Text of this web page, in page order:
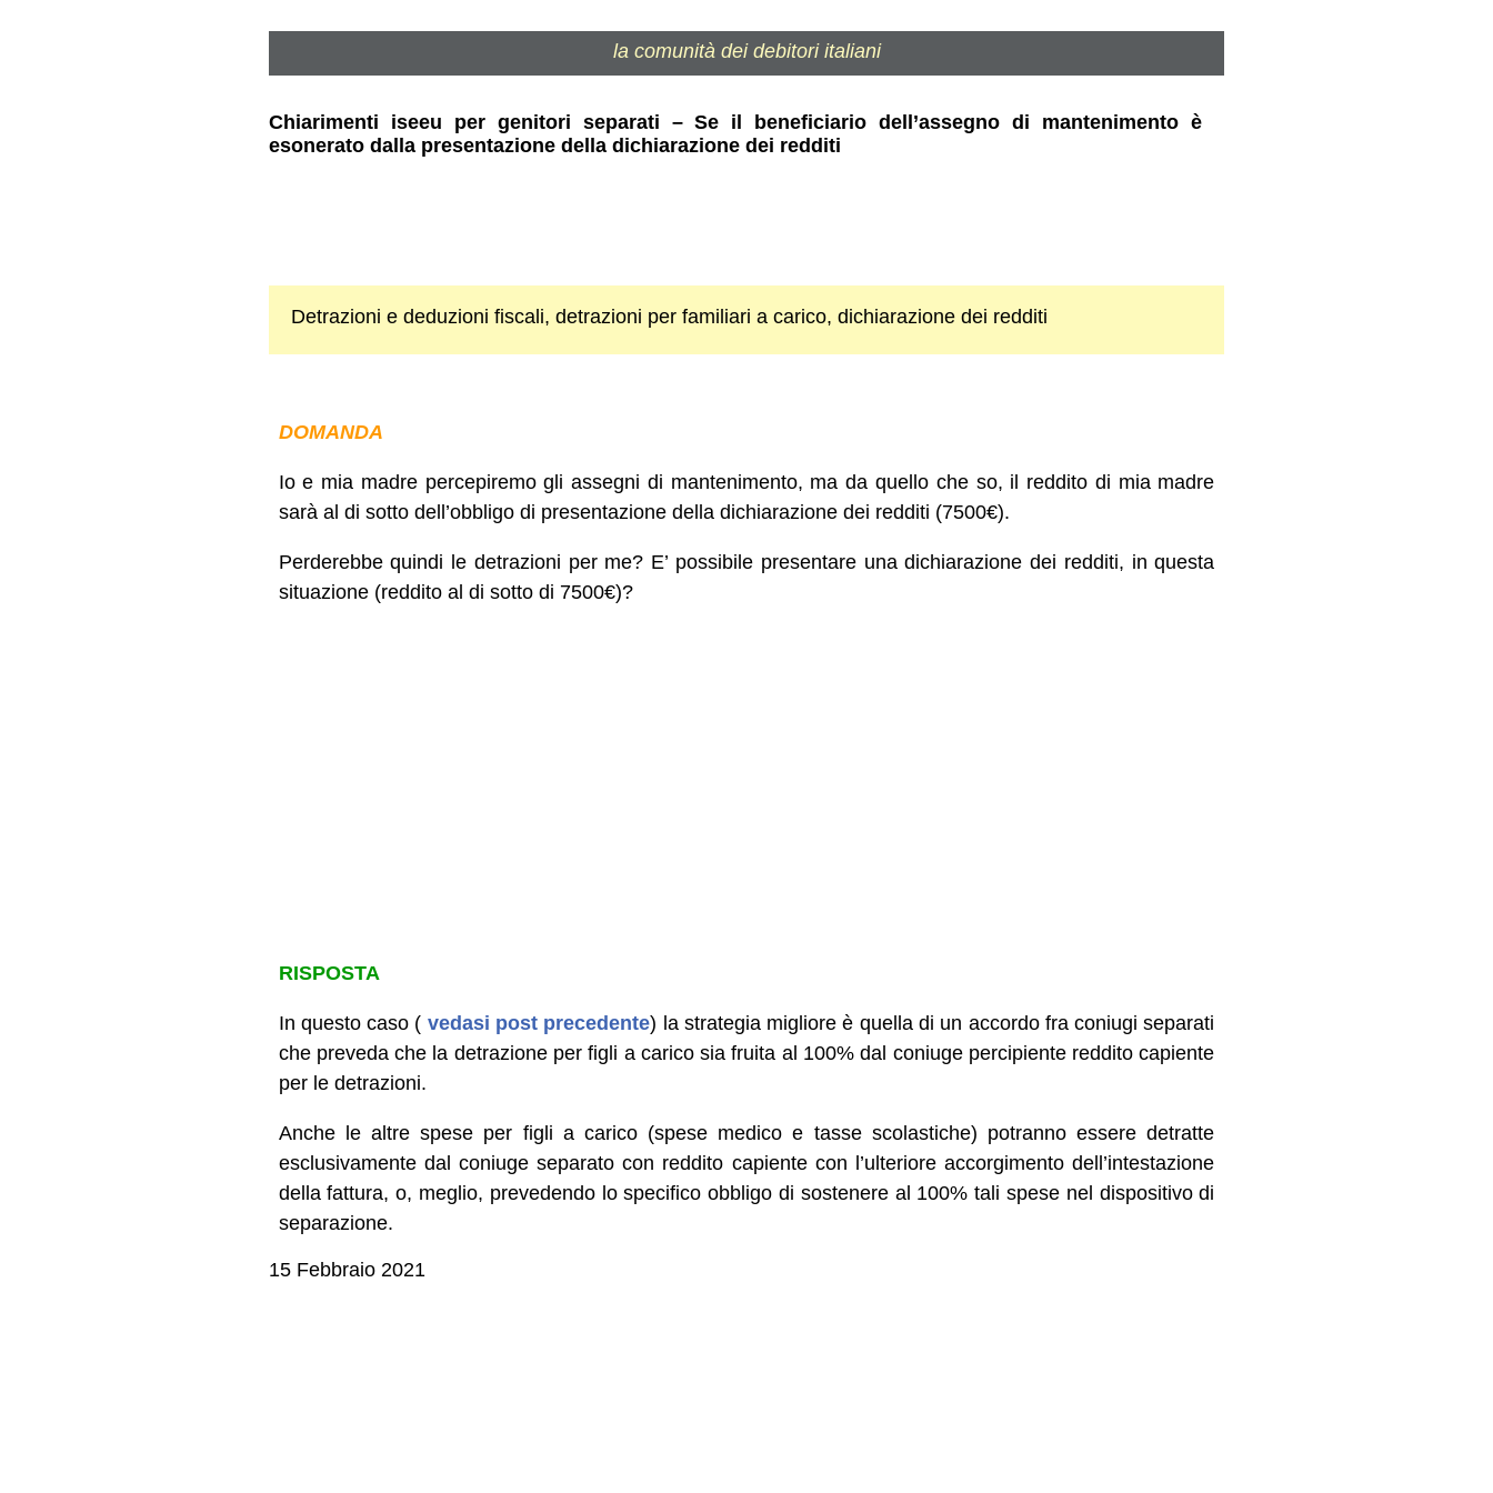
la comunità dei debitori italiani
Chiarimenti iseeu per genitori separati – Se il beneficiario dell’assegno di mantenimento è
esonerato dalla presentazione della dichiarazione dei redditi
Detrazioni e deduzioni fiscali, detrazioni per familiari a carico, dichiarazione dei redditi
DOMANDA
Io e mia madre percepiremo gli assegni di mantenimento, ma da quello che so, il reddito di mia madre
sarà al di sotto dell’obbligo di presentazione della dichiarazione dei redditi (7500€).
Perderebbe quindi le detrazioni per me? E’ possibile presentare una dichiarazione dei redditi, in questa
situazione (reddito al di sotto di 7500€)?
RISPOSTA
In questo caso ( vedasi post precedente) la strategia migliore è quella di un accordo fra coniugi separati
che preveda che la detrazione per figli a carico sia fruita al 100% dal coniuge percipiente reddito capiente
per le detrazioni.
Anche le altre spese per figli a carico (spese medico e tasse scolastiche) potranno essere detratte
esclusivamente dal coniuge separato con reddito capiente con l’ulteriore accorgimento dell’intestazione
della fattura, o, meglio, prevedendo lo specifico obbligo di sostenere al 100% tali spese nel dispositivo di
separazione.
15 Febbraio 2021